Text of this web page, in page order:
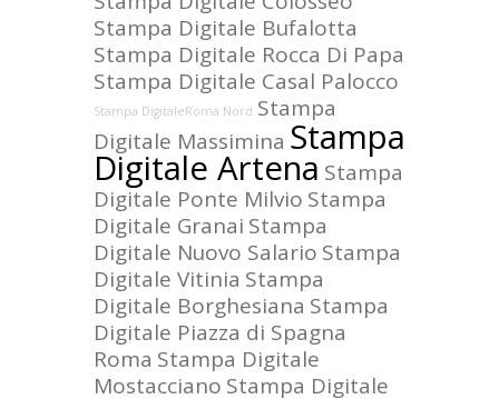
Stampa Digitale Bufalotta
Stampa Digitale Rocca Di Papa
Stampa Digitale Casal Palocco
Stampa DigitaleRoma Nord Stampa
Digitale Massimina Stampa
Digitale Artena Stampa
Digitale Ponte Milvio Stampa
Digitale Granai Stampa
Digitale Nuovo Salario Stampa
Digitale Vitinia Stampa
Digitale Borghesiana Stampa
Digitale Piazza di Spagna
Roma Stampa Digitale
Mostacciano Stampa Digitale